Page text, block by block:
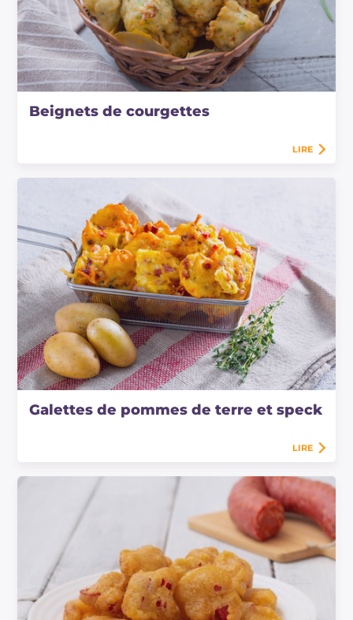
Beignets de courgettes
LIRE
Galettes de pommes de terre et speck
LIRE